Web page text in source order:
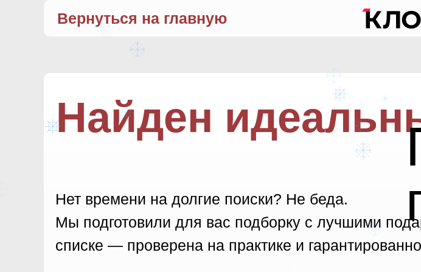
Вернуться на главную
Найден
Нет времени на долгие поиски? Не беда.
Мы подготовили для вас подборку с лучшими
списке — проверена на практике и